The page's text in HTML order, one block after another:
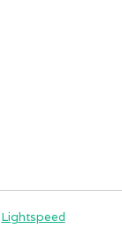
Lightspeed